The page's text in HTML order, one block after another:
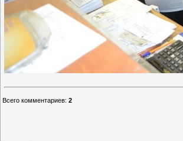
Всего комментариев: 2